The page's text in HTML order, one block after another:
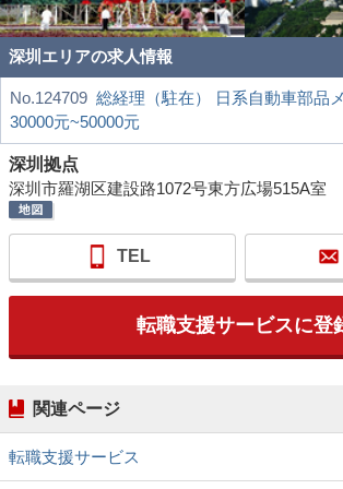
深圳エリアの求人情報
No.124709 総経理（駐在） 日系自動車部品
30000元~50000元
深圳拠点
深圳市羅湖区建設路1072号東方広場515A室
TEL
転職支援サービスに登
関連ページ
転職支援サービス